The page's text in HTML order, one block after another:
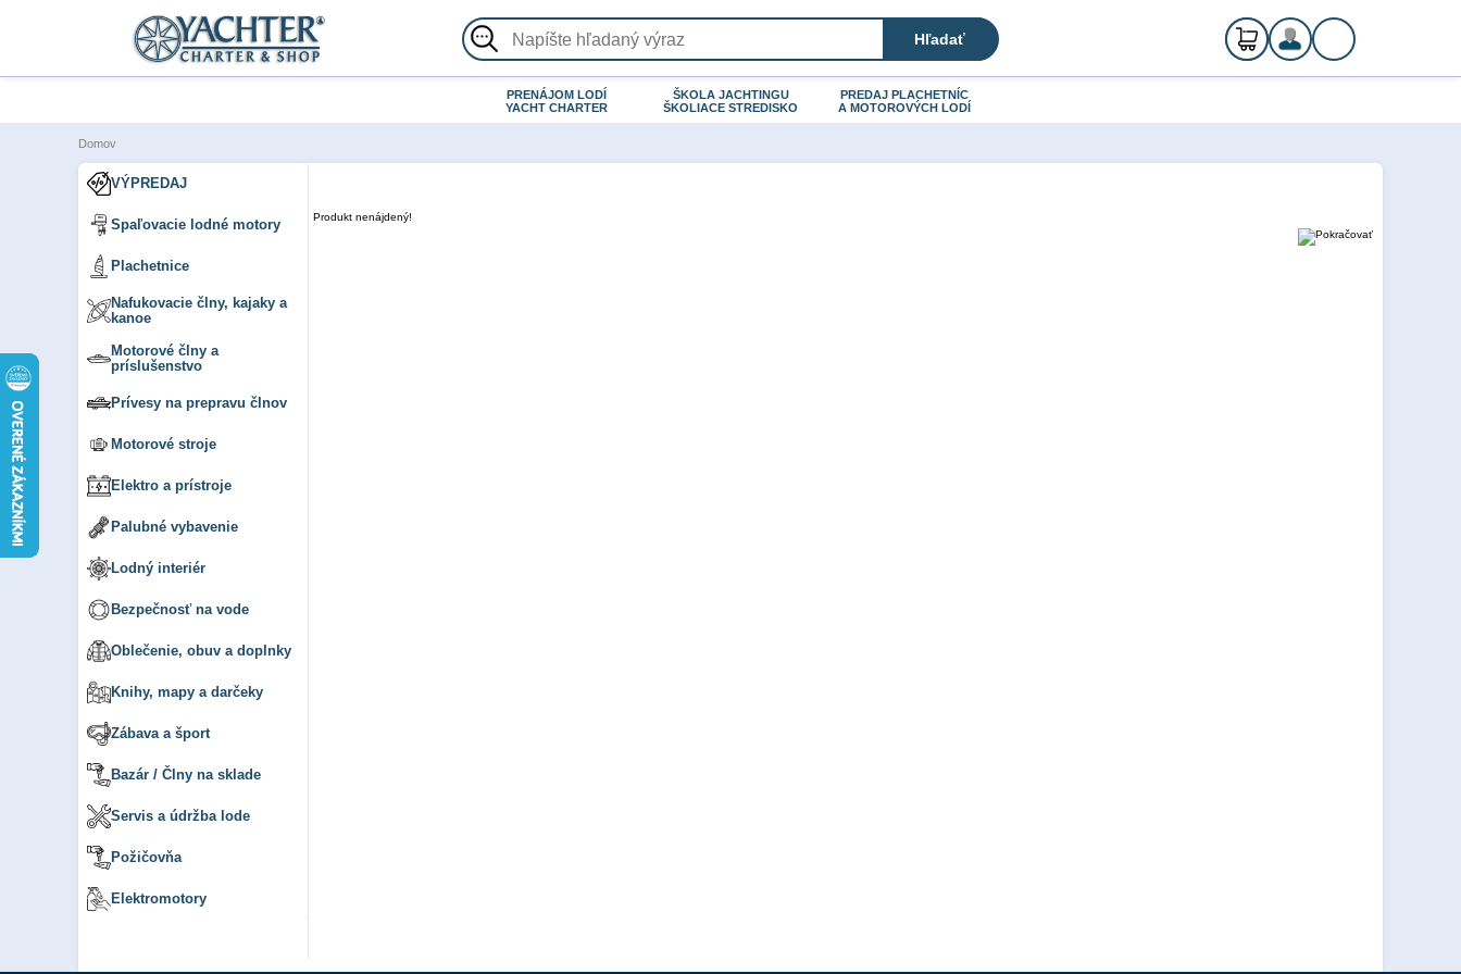
0ks
€ 0,00
Registrácia
Prihlásenie
PRENÁJOM LODÍ
YACHT CHARTER
ŠKOLA JACHTINGU
ŠKOLIACE STREDISKO
PREDAJ PLACHETNÍC
A MOTOROVÝCH LODÍ
Domov
VÝPREDAJ
Spaľovacie lodné motory
Plachetnice
Nafukovacie člny, kajaky a
kanoe
Motorové člny a
príslušenstvo
Prívesy na prepravu člnov
Motorové stroje
Elektro a prístroje
Palubné vybavenie
Lodný interiér
Bezpečnosť na vode
Oblečenie, obuv a doplnky
Knihy, mapy a darčeky
Zábava a šport
Bazár / Člny na sklade
Servis a údržba lode
Požičovňa
Elektromotory
Produkt nenájdený!